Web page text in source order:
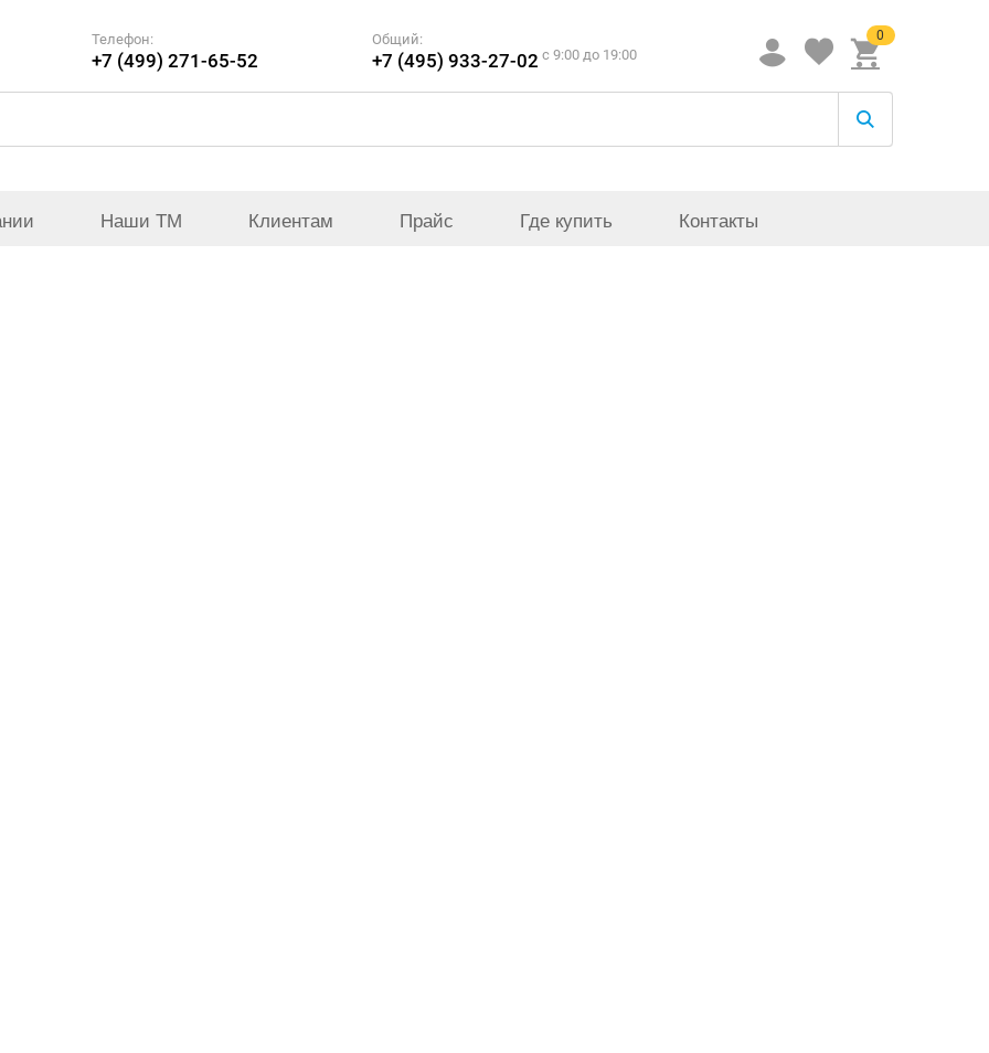
Телефон:
+7 (499) 271-65-52
Общий:
+7 (495) 933-27-02 c 9:00 до 19:00
0
Наши ТМ Клиентам Прайс Где купить Контакты